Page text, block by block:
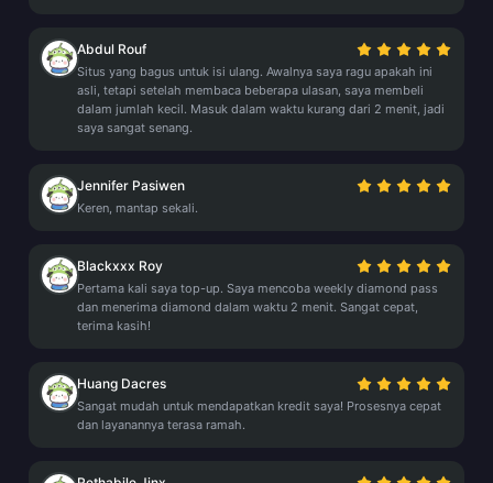
Abdul Rouf
Situs yang bagus untuk isi ulang. Awalnya saya ragu apakah ini
asli, tetapi setelah membaca beberapa ulasan, saya membeli
dalam jumlah kecil. Masuk dalam waktu kurang dari 2 menit, jadi
saya sangat senang.
Jennifer Pasiwen
Keren, mantap sekali.
Blackxxx Roy
Pertama kali saya top-up. Saya mencoba weekly diamond pass
dan menerima diamond dalam waktu 2 menit. Sangat cepat,
terima kasih!
Huang Dacres
Sangat mudah untuk mendapatkan kredit saya! Prosesnya cepat
dan layanannya terasa ramah.